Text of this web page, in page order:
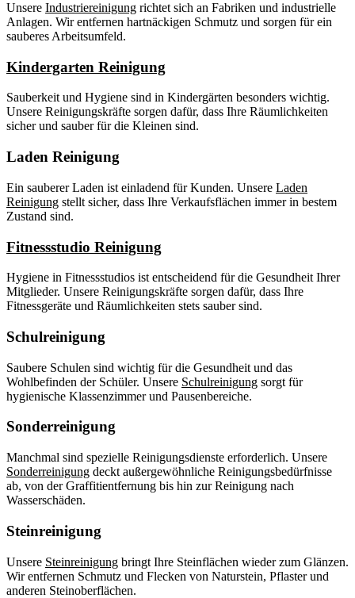
Unsere Industriereinigung richtet sich an Fabriken und industrielle
Anlagen. Wir entfernen hartnäckigen Schmutz und sorgen für ein
sauberes Arbeitsumfeld.
Kindergarten Reinigung
Sauberkeit und Hygiene sind in Kindergärten besonders wichtig.
Unsere Reinigungskräfte sorgen dafür, dass Ihre Räumlichkeiten
sicher und sauber für die Kleinen sind.
Laden Reinigung
Ein sauberer Laden ist einladend für Kunden. Unsere Laden
Reinigung stellt sicher, dass Ihre Verkaufsflächen immer in bestem
Zustand sind.
Fitnessstudio Reinigung
Hygiene in Fitnessstudios ist entscheidend für die Gesundheit Ihrer
Mitglieder. Unsere Reinigungskräfte sorgen dafür, dass Ihre
Fitnessgeräte und Räumlichkeiten stets sauber sind.
Schulreinigung
Saubere Schulen sind wichtig für die Gesundheit und das
Wohlbefinden der Schüler. Unsere Schulreinigung sorgt für
hygienische Klassenzimmer und Pausenbereiche.
Sonderreinigung
Manchmal sind spezielle Reinigungsdienste erforderlich. Unsere
Sonderreinigung deckt außergewöhnliche Reinigungsbedürfnisse
ab, von der Graffitientfernung bis hin zur Reinigung nach
Wasserschäden.
Steinreinigung
Unsere Steinreinigung bringt Ihre Steinflächen wieder zum Glänzen.
Wir entfernen Schmutz und Flecken von Naturstein, Pflaster und
anderen Steinoberflächen.